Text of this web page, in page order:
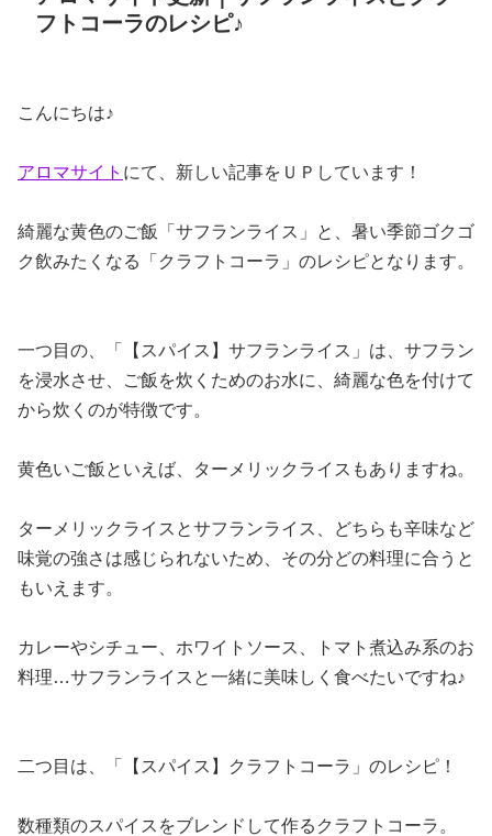
フトコーラのレシピ♪
こんにちは♪
アロマサイト にて、新しい記事をＵＰしています！
綺麗な黄色のご飯「サフランライス」と、暑い季節ゴクゴ
ク飲みたくなる「クラフトコーラ」のレシピとなります。
一つ目の、「【スパイス】サフランライス」は、サフラン
を浸水させ、ご飯を炊くためのお水に、綺麗な色を付けて
から炊くのが特徴です。
黄色いご飯といえば、ターメリックライスもありますね。
ターメリックライスとサフランライス、どちらも辛味など
味覚の強さは感じられないため、その分どの料理に合うと
もいえます。
カレーやシチュー、ホワイトソース、トマト煮込み系のお
料理…サフランライスと一緒に美味しく食べたいですね♪
二つ目は、「【スパイス】クラフトコーラ」のレシピ！
数種類のスパイスをブレンドして作るクラフトコーラ。